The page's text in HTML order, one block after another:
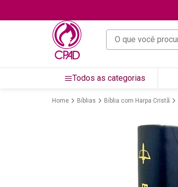
O que você procura?
Todos as categorias
Bíblias Bíblia com Harpa Cristã